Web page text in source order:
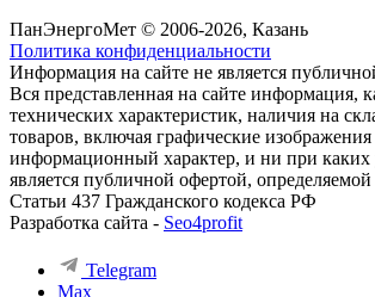
ПанЭнергоМет © 2006-2026, Казань
Политика конфиденциальности
Информация на сайте не является
Вся представленная на сайте информация,
технических характеристик, наличия на
товаров, включая графические
информационный характер, и ни при каких
является публичной офертой,
Статьи 437 Гражданского кодекса РФ
Разработка сайта - Seo4profit
Telegram
Max